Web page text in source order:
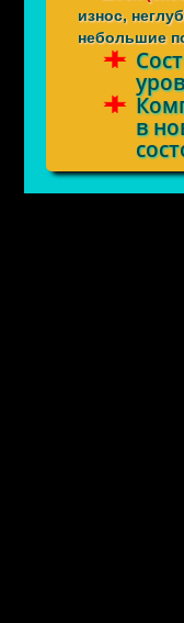
износ,
небольшие
в